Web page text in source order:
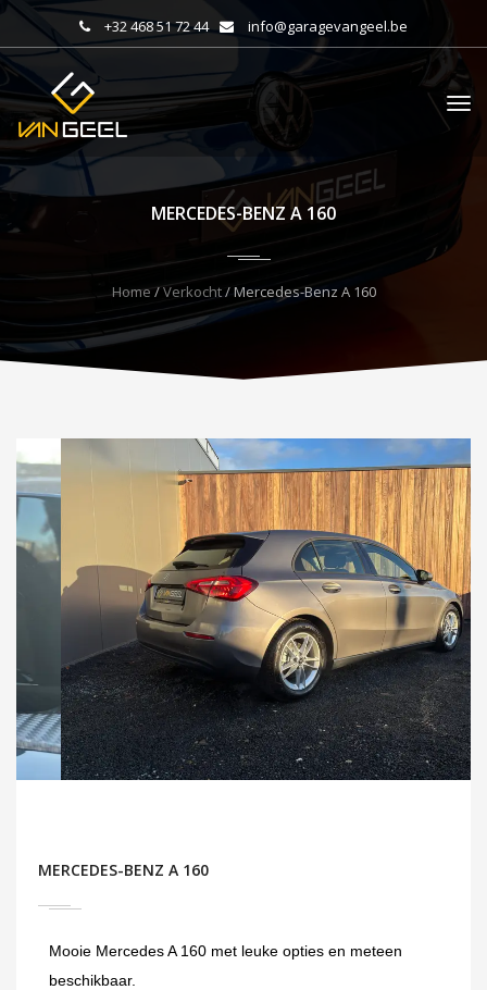
+32 468 51 72 44 info@garagevangeel.be
MERCEDES-BENZ A 160
Home/Verkocht/ Mercedes-Benz A 160
MERCEDES-BENZ A 160
Mooie Mercedes A 160 met leuke opties en meteen
beschikbaar.